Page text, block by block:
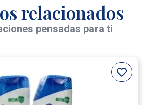
relacionados
pensadas para ti